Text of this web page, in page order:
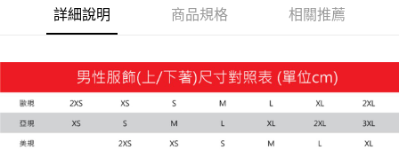
運送方式
每筆NT$100，滿NT$1,800(含以上)免運費
付款後7-11取貨
每筆NT$100，滿NT$1,800(含以上)免運費
詳細說明 商品規格 相關推薦